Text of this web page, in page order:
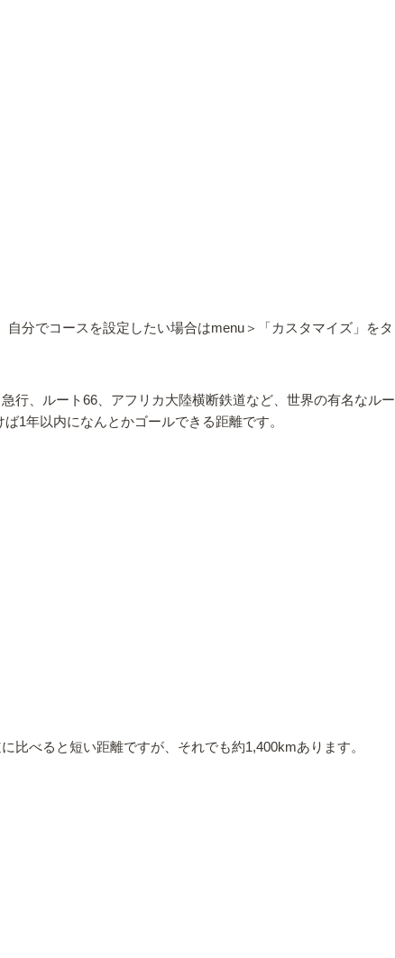
分でコースを設定したい場合はmenu＞「カスタマイズ」を
行、ルート66、アフリカ大陸横断鉄道など、世界の有名なル
1年以内になんとかゴールできる距離です。
比べると短い距離ですが、それでも約1,400kmあります。